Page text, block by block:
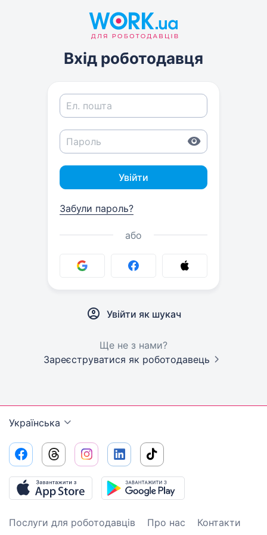
Вхід роботодавця
Увійти
Забули пароль?
або
Увійти як шукач
Ще не з нами?
Зареєструватися як роботодавець
Українська
Послуги для роботодавців Про нас
Контакти